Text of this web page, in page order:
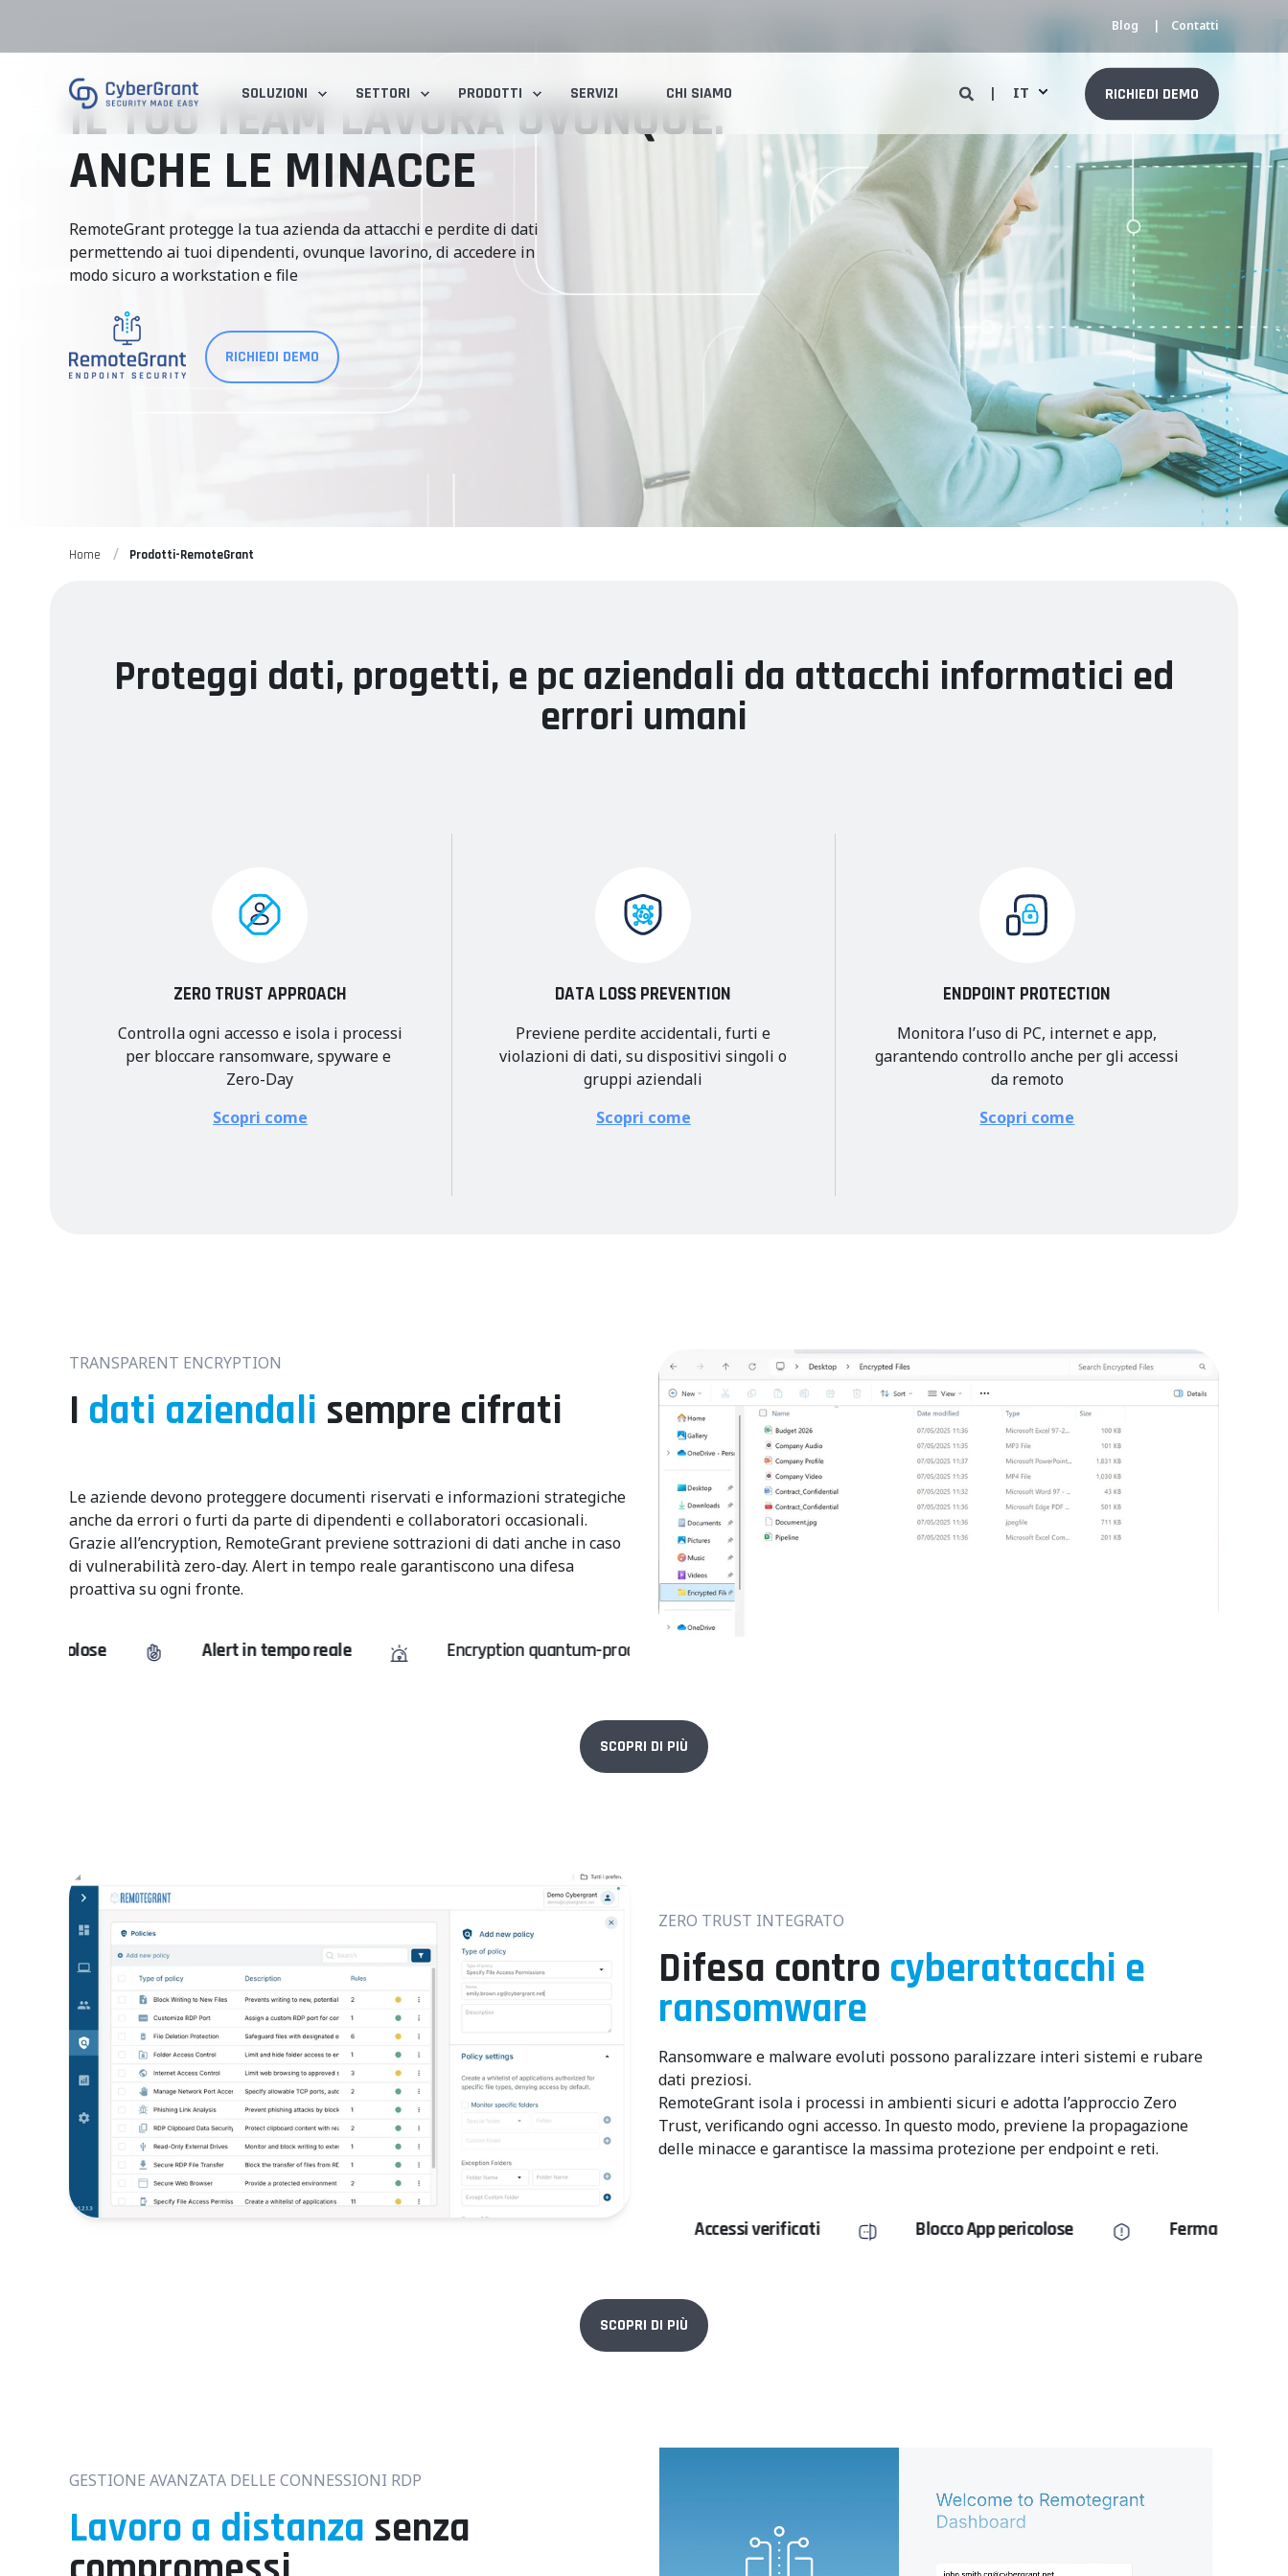
Blog Contatti
SOLUZIONI SETTORI PRODOTTI SERVIZI CHI SIAMO IT RICHIEDI DEMO
IL TUO TEAM LAVORA OVUNQUE.
ANCHE LE MINACCE
RemoteGrant protegge la tua azienda da attacchi e perdite di dati
permettendo ai tuoi dipendenti, ovunque lavorino, di accedere in
modo sicuro a workstation e file
RICHIEDI DEMO
Home Prodotti-RemoteGrant
Proteggi dati, progetti, e pc aziendali da attacchi informatici ed
errori umani
ZERO TRUST APPROACH
Controlla ogni accesso e isola i processi
per bloccare ransomware, spyware e
Zero-Day
Scopri come
DATA LOSS PREVENTION
Previene perdite accidentali, furti e
violazioni di dati, su dispositivi singoli o
gruppi aziendali
Scopri come
ENDPOINT PROTECTION
Monitora l’uso di PC, internet e app,
garantendo controllo anche per gli accessi
da remoto
Scopri come
TRANSPARENT ENCRYPTION
I dati aziendali sempre cifrati
Le aziende devono proteggere documenti riservati e informazioni strategiche
anche da errori o furti da parte di dipendenti e collaboratori occasionali.
Grazie all’encryption, RemoteGrant previene sottrazioni di dati anche in caso
di vulnerabilità zero-day. Alert in tempo reale garantiscono una difesa
proattiva su ogni fronte.
Alert in tempo reale Encryption quantum-proof Stop Zero-Day
SCOPRI DI PIÙ
ZERO TRUST INTEGRATO
Difesa contro cyberattacchi e
ransomware
Ransomware e malware evoluti possono paralizzare interi sistemi e rubare
dati preziosi.
RemoteGrant isola i processi in ambienti sicuri e adotta l’approccio Zero
Trust, verificando ogni accesso. In questo modo, previene la propagazione
delle minacce e garantisce la massima protezione per endpoint e reti.
Accessi verificati Blocco App pericolose Ferma i ransomware
SCOPRI DI PIÙ
GESTIONE AVANZATA DELLE CONNESSIONI RDP
Lavoro a distanza senza